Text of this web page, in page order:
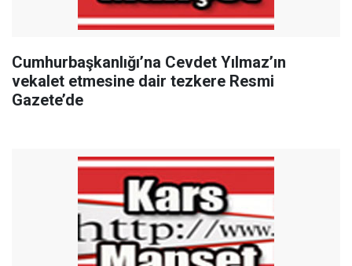
Cumhurbaşkanlığı’na Cevdet Yılmaz’ın
vekalet etmesine dair tezkere Resmi
Gazete’de